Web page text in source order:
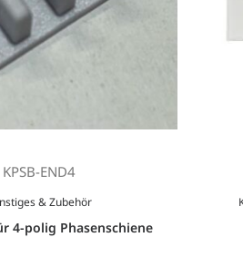
KPSB-END4
& Zubehör
4-polig Phasenschiene